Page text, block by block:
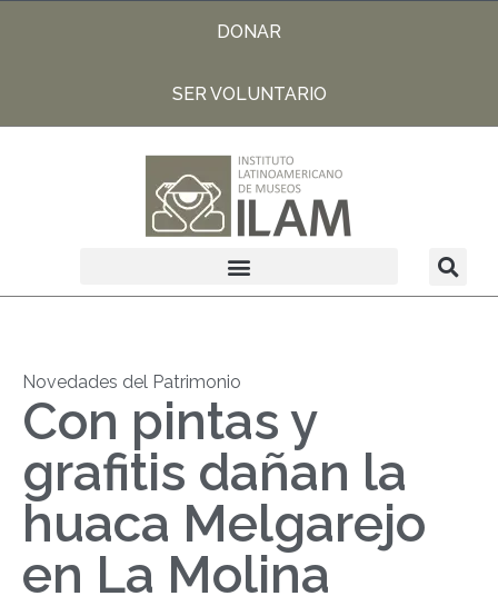
DONAR
SER VOLUNTARIO
Novedades del Patrimonio
Con pintas y
grafitis dañan la
huaca Melgarejo
en La Molina